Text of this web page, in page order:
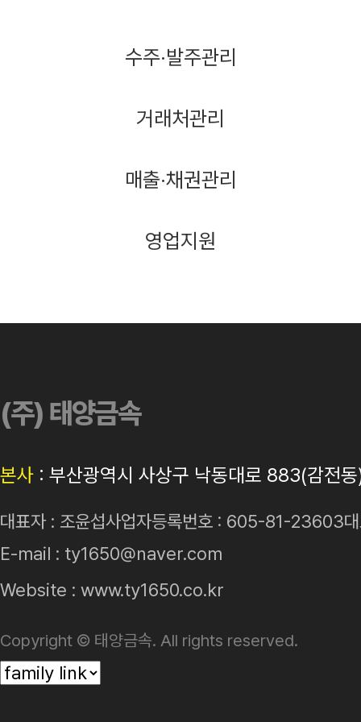
수주·발주관리
거래처관리
매출·채권관리
영업지원
(주) 태양금속
본사 : 부산광역시 사상구 낙동대로 883(감전동
대표자 : 조윤섭사업자등록번호 : 605-81-23603
E-mail : ty1650@naver.com
Website : www.ty1650.co.kr
Copyright © 태양금속. All rights reserved.